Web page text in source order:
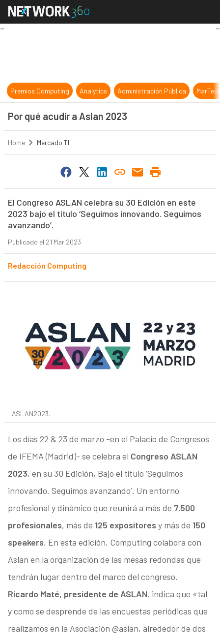
Por qué acudir a Aslan 2023
Premios Computing Analytics Administración Pública
Por qué acudir a Aslan 2023
Home Mercado TI
El Congreso ASLAN celebra su 30 Edición en este
2023 bajo el título ‘Seguimos innovando. Seguimos
avanzando’.
Publicado el 21 Mar 2023
Redacción Computing
ASLAN2023.
Los días 22 & 23 de marzo -en el Palacio de Congresos
de IFEMA (Madrid)- se celebra el Congreso ASLAN
2023, en su 30 Edición, Bajo el título ‘Seguimos
innovando. Seguimos avanzando’. Un entorno
profesional y dinámico que reunirá a más de 7.500
profesionales, más de 125 expositores y más de 150
speakers. En esta edición, Computing colabora con
Aslan en la organización de las mesas redondas que
tendrán lugar dentro del marco del congreso.
Ricardo Maté, presidente de ASLAN, indica que «tal
y como se desprende de las encuestas periódicas que
realizamos en la Asociación @aslan, alrededor de dos